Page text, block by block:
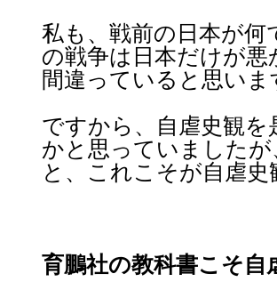
私も、戦前の日本が
の戦争は日本だけが
間違っていると思いま
ですから、自虐史観
かと思っていました
と、これこそが自虐
育鵬社の教科書こそ自